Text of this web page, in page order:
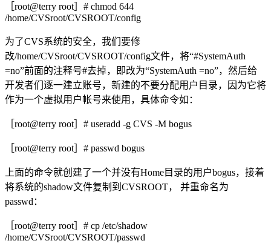
［root@terry root］# chmod 644
/home/CVSroot/CVSROOT/config
为了CVS系统的安全，我们要修
改/home/CVSroot/CVSROOT/config文件，将“#SystemAuth
=no”前面的注释号#去掉，即改为“SystemAuth =no”，然后给
开发者们逐一建立账号，新建的不要分配用户目录，因为它将
作为一个虚拟用户帐号来使用，具体命令如：
［root@terry root］# useradd -g CVS -M bogus
［root@terry root］# passwd bogus
上面的命令就创建了一个并没有Home目录的用户bogus，接着
将系统的shadow文件复制到CVSROOT， 并重命名为
passwd：
［root@terry root］# cp /etc/shadow
/home/CVSroot/CVSROOT/passwd